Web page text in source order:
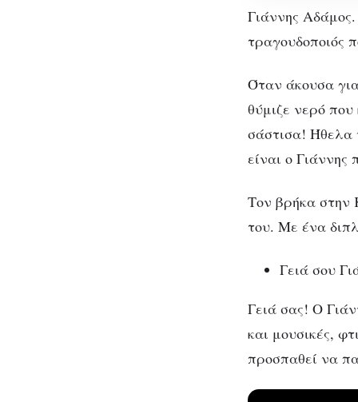
ανάγκη
γεννά
που
ξεχωρίζουν
Γιάννης
τραγουδοποιός
Όταν άκουσα
θύμιζε νερό που
σάστισα! Ήθελα
είναι ο
Τον βρήκα στην
του. Με ένα
Γειά σου
Γειά σας! Ο
και μουσικές,
προσπαθεί να